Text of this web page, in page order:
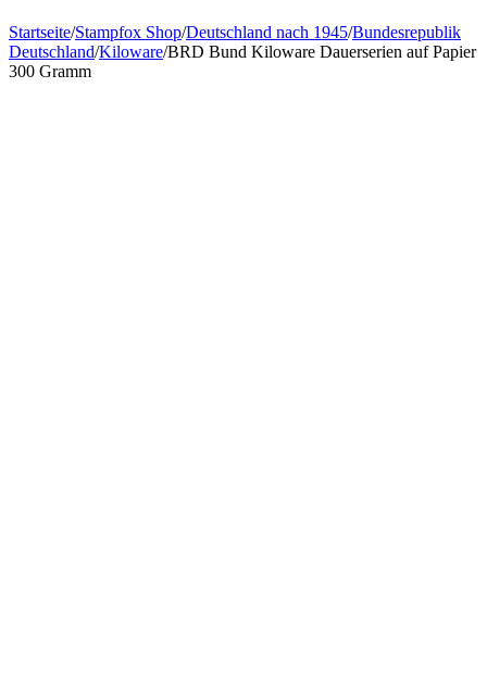
Startseite/Stampfox Shop/Deutschland nach 1945/Bundesrepublik
Deutschland/Kiloware/BRD Bund Kiloware Dauerserien auf Papier
300 Gramm